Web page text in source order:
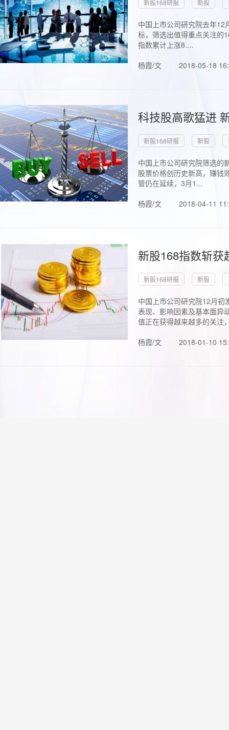
新股168研报 新股
中国上市公司研究院去年
标，筛选出值得重点关注的
指数累计上涨8....
杨霞/文
2018-05-18
科技股高歌猛进
新股168研报 新股
中国上市公司研究院筛选的
股票价格创历史新高，赚钱
管仍在延续，3月1...
杨霞/文
2018-04-11
新股168指数斩
新股168研报 新股
中国上市公司研究院12月初
表现、影响因素及基本面异
值正在获得越来越多的关注
杨霞/文
2018-01-10